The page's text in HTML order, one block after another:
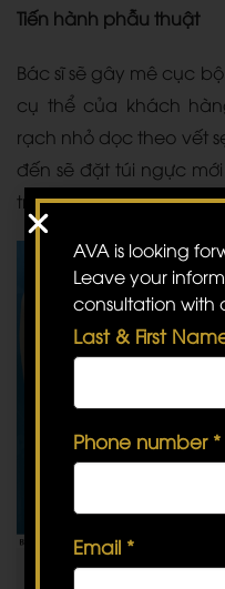
Tiến hành phẫu thuật
Bác sĩ sẽ gây mê cục
cụ thể của khách
rạch nhỏ dọc theo vết
đến sẽ đặt túi ngực
trí phù hợp, tạo đường
Hình ảnh bệnh nhân
AVA is looking
Leave your
consultation with
Last & First
Phone number *
Email *